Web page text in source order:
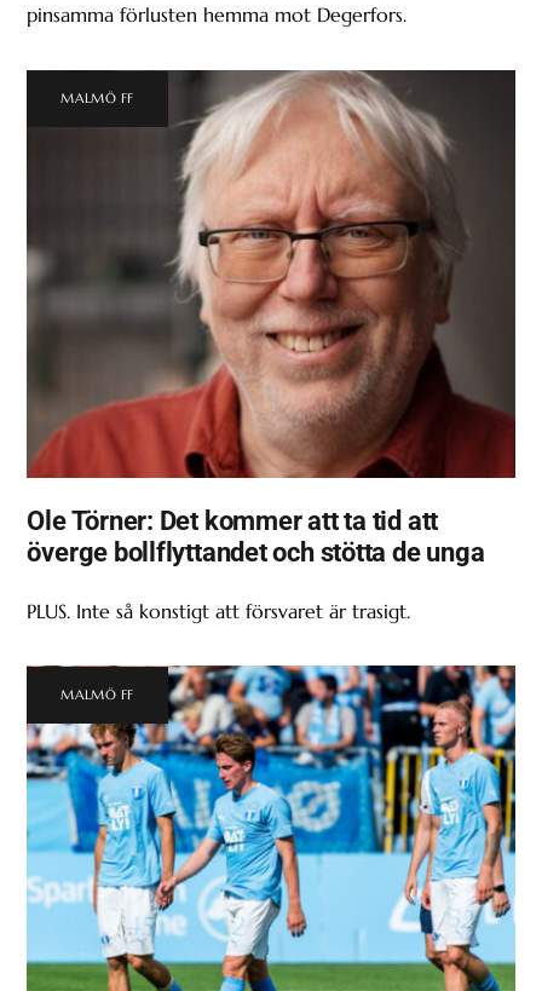
pinsamma förlusten hemma mot Degerfors.
MALMÖ FF
Ole Törner: Det kommer att ta tid att
överge bollflyttandet och stötta de unga
PLUS. Inte så konstigt att försvaret är trasigt.
MALMÖ FF